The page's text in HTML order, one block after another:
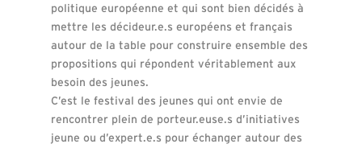
politique européenne et qui sont bien décidés à
mettre les décideur.e.s européens et français
autour de la table pour construire ensemble des
propositions qui répondent véritablement aux
besoin des jeunes.
C’est le festival des jeunes qui ont envie de
rencontrer plein de porteur.euse.s d’initiatives
jeune ou d’expert.e.s pour échanger autour des